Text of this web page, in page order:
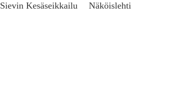
Sievin Kesäseikkailu Näköislehti